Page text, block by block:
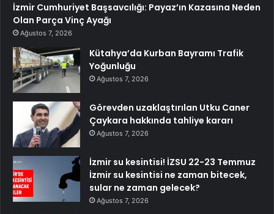
İzmir Cumhuriyet Başsavcılığı: Payaz’ın Kazasına Neden
Olan Parça Vinç Ayağı
Ağustos 7, 2026
Kütahya’da Kurban Bayramı Trafik
Yoğunluğu
Ağustos 7, 2026
Görevden uzaklaştırılan Utku Caner
Çaykara hakkında tahliye kararı
Ağustos 7, 2026
İzmir su kesintisi! İZSU 22-23 Temmuz
İzmir su kesintisi ne zaman bitecek,
sular ne zaman gelecek?
Ağustos 7, 2026